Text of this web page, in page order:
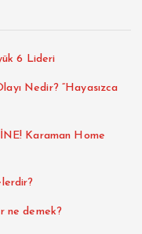
6 Lideri
Nedir? “Hayasızca
Karaman Home
ne demek?